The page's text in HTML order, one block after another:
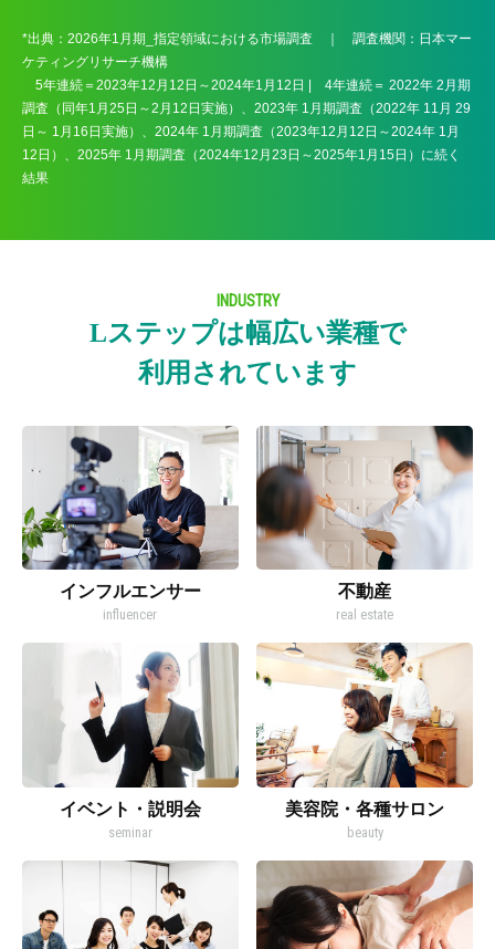
*出典：2026年1月期_指定領域における市場調査 ｜ 調査機関：日本マー
ケティングリサーチ機構
5年連続＝2023年12月12日～2024年1月12日 | 4年連続＝ 2022年 2月期
調査（同年1月25日～2月12日実施）、2023年 1月期調査（2022年 11月 29
日～ 1月16日実施）、2024年 1月期調査（2023年12月12日～2024年 1月
12日）、2025年 1月期調査（2024年12月23日～2025年1月15日）に続く
結果
INDUSTRY
Lステップは幅広い業種で
利用されています
インフルエンサー
influencer
不動産
real estate
イベント・説明会
seminar
美容院・各種サロン
beauty